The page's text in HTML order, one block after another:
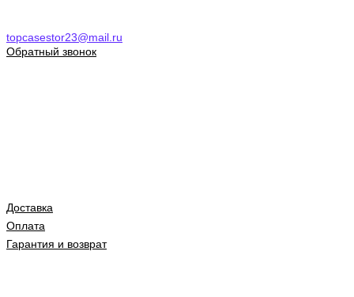
topcasestor23@mail.ru
Обратный звонок
Доставка
Оплата
Гарантия и возврат